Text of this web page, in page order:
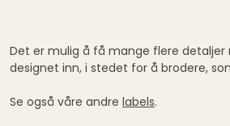
Det er mulig å få mange flere
designet inn, i stedet for å brodere,
Se også våre andre labels.